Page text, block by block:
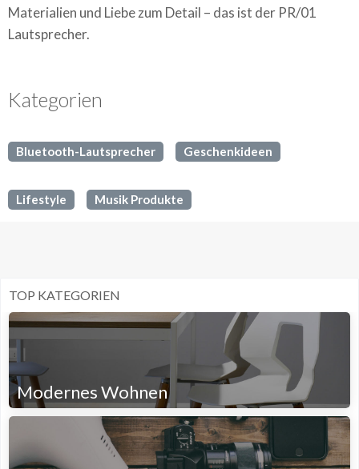
Materialien und Liebe zum Detail – das ist der PR/01
Lautsprecher.
Kategorien
Bluetooth-Lautsprecher Geschenkideen
Lifestyle Musik Produkte
TOP KATEGORIEN
Modernes Wohnen